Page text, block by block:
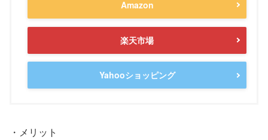
Amazon
楽天市場
Yahooショッピング
・メリット